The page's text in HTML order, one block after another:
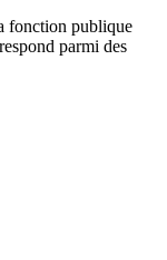
fonction publique
parmi des